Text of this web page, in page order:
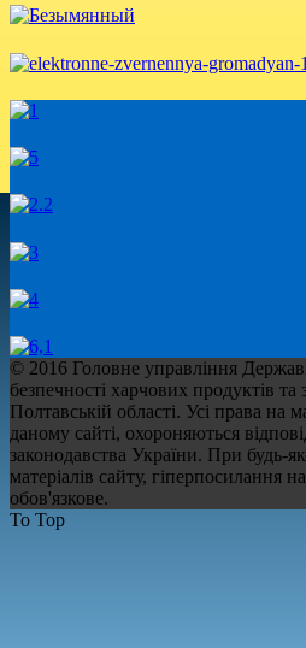
© 2016 Головне управління
безпечності харчових продуктів та
Полтавській області. Усі права на
даному сайті, охороняються
законодавства України. При будь-
матеріалів сайту, гіперпосилання
обов'язкове.
To Top